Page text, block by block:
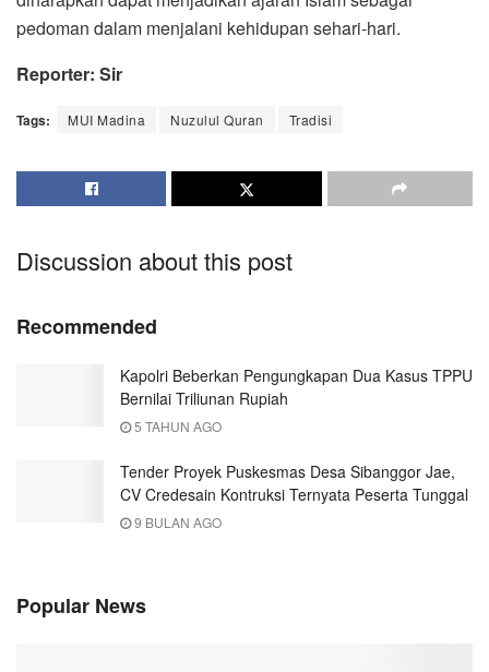
pedoman dalam menjalani kehidupan sehari-hari.
Reporter: Sir
Tags: MUI Madina Nuzulul Quran Tradisi
Discussion about this post
Recommended
Kapolri Beberkan Pengungkapan Dua Kasus TPPU
Bernilai Triliunan Rupiah
5 TAHUN AGO
Tender Proyek Puskesmas Desa Sibanggor Jae,
CV Credesain Kontruksi Ternyata Peserta Tunggal
9 BULAN AGO
Popular News